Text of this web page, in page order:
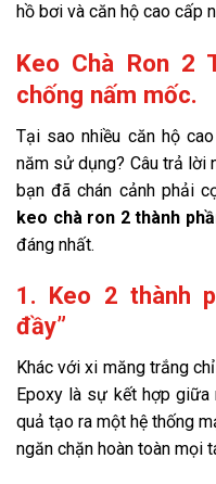
hồ bơi và căn hộ cao cấp
Keo Chà Ron 2
chống nấm mốc.
Tại sao nhiều căn hộ
năm sử dụng? Câu trả lời
bạn đã chán cảnh phải
keo chà ron 2 thành
đáng nhất.
1. Keo 2 thành
đầy”
Khác với xi măng trắng
Epoxy là sự kết hợp giữa
quả tạo ra một hệ thống
ngăn chặn hoàn toàn mọi